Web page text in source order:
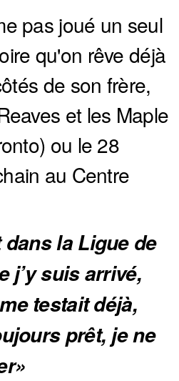
pas joué un seul
qu'on rêve déjà
de son frère,
et les Maple
ou le 28
au Centre
la Ligue de
j’y suis arrivé,
testait déjà,
prêt, je ne